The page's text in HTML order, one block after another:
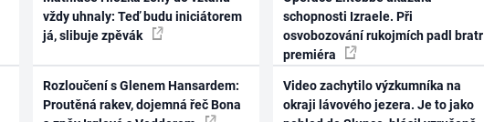
vždy uhnaly: Teď budu iniciátorem
já, slibuje zpěvák
Rozloučení s Glenem Hansardem:
Proutěná rakev, dojemná řeč Bona
schopnosti Izraele. Při
osvobozování rukojmích padl bratr
premiéra
Video zachytilo výzkumníka na
okraji lávového jezera. Je to jako